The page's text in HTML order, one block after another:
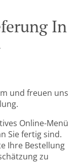
In
und freuen uns
Online-Menü
Sie fertig sind.
Ihre Bestellung
zu